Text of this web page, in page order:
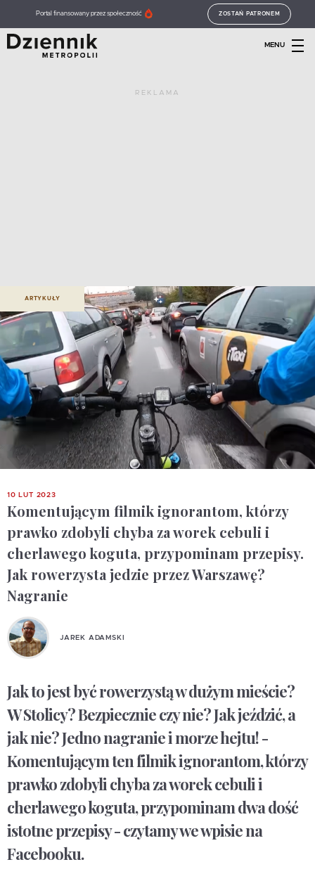
Portal finansowany przez społeczność ZOSTAŃ PATRONEM
MENU
REKLAMA
ARTYKUŁY
10 LUT 2023
Komentującym filmik ignorantom, którzy
prawko zdobyli chyba za worek cebuli i
cherlawego koguta, przypominam przepisy.
Jak rowerzysta jedzie przez Warszawę?
Nagranie
JAREK ADAMSKI
Jak to jest być rowerzystą w dużym mieście?
W Stolicy? Bezpiecznie czy nie? Jak jeździć, a
jak nie? Jedno nagranie i morze hejtu! -
Komentującym ten filmik ignorantom, którzy
prawko zdobyli chyba za worek cebuli i
cherlawego koguta, przypominam dwa dość
istotne przepisy - czytamy we wpisie na
Facebooku.